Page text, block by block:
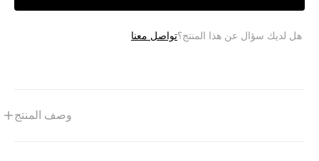
هل لديك سؤال عن هذا المنتج؟تواصل معنا
وصف المنتج